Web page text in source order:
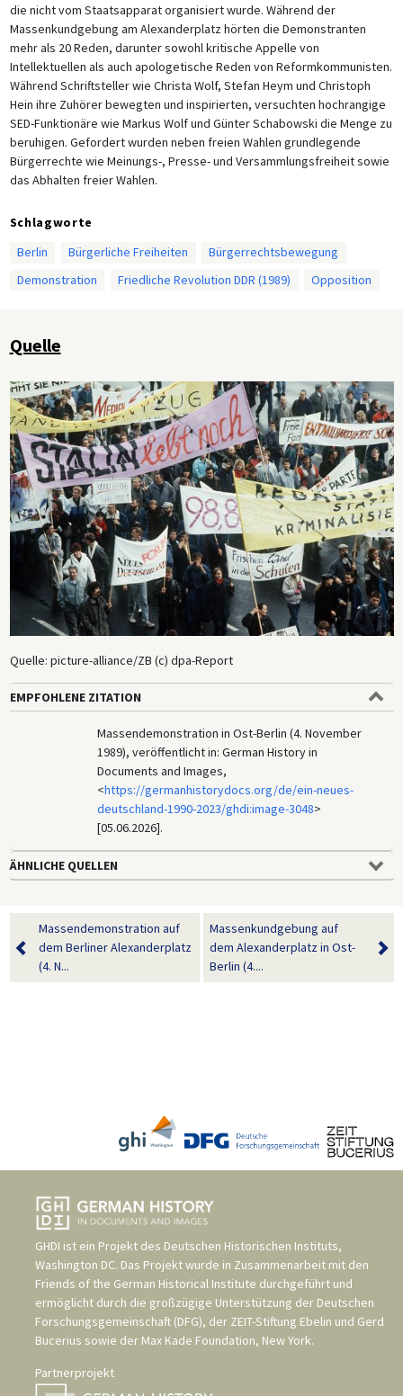
die nicht vom Staatsapparat organisiert wurde. Während der
Massenkundgebung am Alexanderplatz hörten die Demonstranten
mehr als 20 Reden, darunter sowohl kritische Appelle von
Intellektuellen als auch apologetische Reden von Reformkommunisten.
Während Schriftsteller wie Christa Wolf, Stefan Heym und Christoph
Hein ihre Zuhörer bewegten und inspirierten, versuchten hochrangige
SED-Funktionäre wie Markus Wolf und Günter Schabowski die Menge zu
beruhigen. Gefordert wurden neben freien Wahlen grundlegende
Bürgerrechte wie Meinungs-, Presse- und Versammlungsfreiheit sowie
das Abhalten freier Wahlen.
Schlagworte
Berlin
Bürgerliche Freiheiten
Bürgerrechtsbewegung
Demonstration
Friedliche Revolution DDR (1989) Opposition
Quelle
Quelle: picture-alliance/ZB (c) dpa-Report
EMPFOHLENE ZITATION
Massendemonstration in Ost-Berlin (4. November
1989), veröffentlicht in: German History in
Documents and Images,
<https://germanhistorydocs.org/de/ein-neues-
deutschland-1990-2023/ghdi:image-3048>
[05.06.2026].
ÄHNLICHE QUELLEN
Massendemonstration auf
dem Berliner Alexanderplatz
(4. N...
Massenkundgebung auf
dem Alexanderplatz in Ost-
Berlin (4....
GHDI ist ein Projekt des Deutschen Historischen Instituts,
Washington DC. Das Projekt wurde in Zusammenarbeit mit den
Friends of the German Historical Institute durchgeführt und
ermöglicht durch die großzügige Unterstützung der Deutschen
Forschungsgemeinschaft (DFG), der ZEIT-Stiftung Ebelin und Gerd
Bucerius sowie der Max Kade Foundation, New York.
Partnerprojekt